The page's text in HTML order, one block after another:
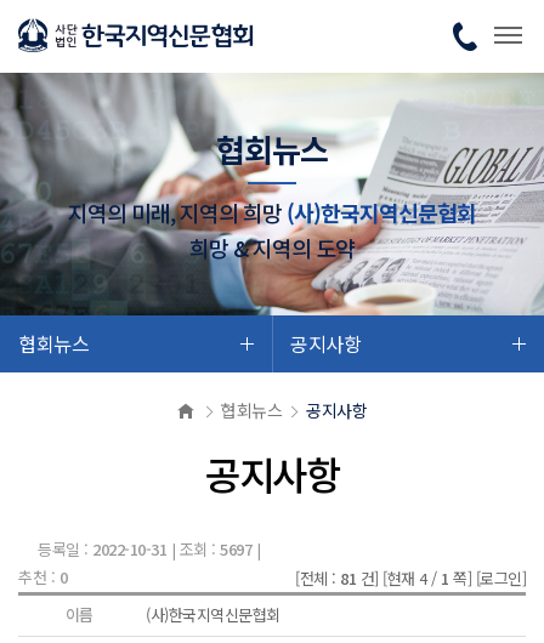
협회뉴스
지역의 미래, 지역의 희망(사)한국지역신문협회
희망 & 지역의 도약
협회뉴스 공지사항
협회뉴스 공지사항
공지사항
등록일 : 2022-10-31 | 조회 : 5697|
추천 : 0 [전체 : 81 건] [현재 4 / 1 쪽] [로그인]
이름
(사)한국지역신문협회